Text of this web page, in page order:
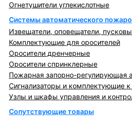
Огнетушители углекислотные
Системы автоматического
Извещатели, оповещатели,
Комплектующие для оросителей
Оросители дренчерные
Оросители спринклерные
Пожарная запорно-регулирующая
Сигнализаторы и комплектующие
Узлы и шкафы управления и
Сопутствующие товары